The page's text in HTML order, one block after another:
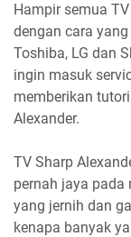
Hampir semua
dengan cara
Toshiba, LG dan
ingin masuk
memberikan
Alexander.
TV Sharp
pernah jaya pada
yang jernih dan
kenapa banyak